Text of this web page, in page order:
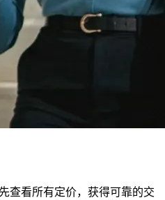
查看所有定价，获得可靠的交